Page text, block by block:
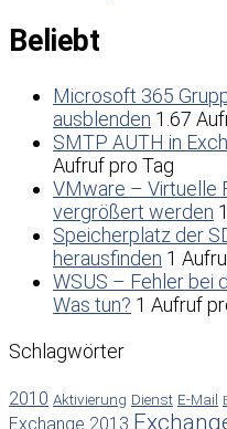
Beliebt
Microsoft 365
ausblenden 1.67
SMTP AUTH in
Aufruf pro Tag
VMware – Virtuelle
vergrößert werden
Speicherplatz der
herausfinden 1
WSUS – Fehler bei
Was tun? 1 Aufruf
Schlagwörter
2010 Aktivierung Dienst E-Mail
Exchange 2013